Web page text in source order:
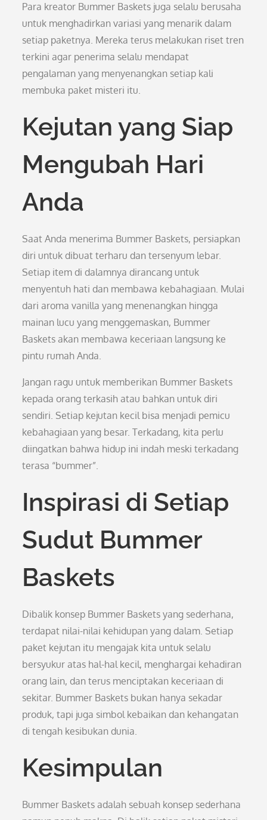
Para kreator Bummer Baskets juga selalu berusaha
untuk menghadirkan variasi yang menarik dalam
setiap paketnya. Mereka terus melakukan riset tren
terkini agar penerima selalu mendapat
pengalaman yang menyenangkan setiap kali
membuka paket misteri itu.
Kejutan yang Siap
Mengubah Hari
Anda
Saat Anda menerima Bummer Baskets, persiapkan
diri untuk dibuat terharu dan tersenyum lebar.
Setiap item di dalamnya dirancang untuk
menyentuh hati dan membawa kebahagiaan. Mulai
dari aroma vanilla yang menenangkan hingga
mainan lucu yang menggemaskan, Bummer
Baskets akan membawa keceriaan langsung ke
pintu rumah Anda.
Jangan ragu untuk memberikan Bummer Baskets
kepada orang terkasih atau bahkan untuk diri
sendiri. Setiap kejutan kecil bisa menjadi pemicu
kebahagiaan yang besar. Terkadang, kita perlu
diingatkan bahwa hidup ini indah meski terkadang
terasa “bummer”.
Inspirasi di Setiap
Sudut Bummer
Baskets
Dibalik konsep Bummer Baskets yang sederhana,
terdapat nilai-nilai kehidupan yang dalam. Setiap
paket kejutan itu mengajak kita untuk selalu
bersyukur atas hal-hal kecil, menghargai kehadiran
orang lain, dan terus menciptakan keceriaan di
sekitar. Bummer Baskets bukan hanya sekadar
produk, tapi juga simbol kebaikan dan kehangatan
di tengah kesibukan dunia.
Kesimpulan
Bummer Baskets adalah sebuah konsep sederhana